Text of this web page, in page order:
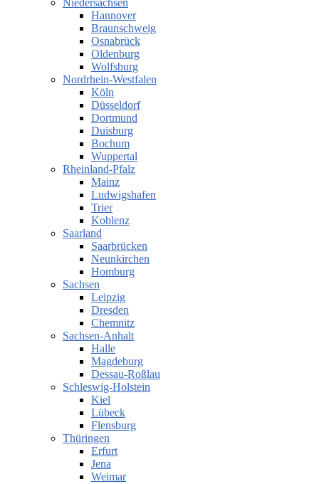
Niedersachsen
Hannover
Braunschweig
Osnabrück
Oldenburg
Wolfsburg
Nordrhein-Westfalen
Köln
Düsseldorf
Dortmund
Duisburg
Bochum
Wuppertal
Rheinland-Pfalz
Mainz
Ludwigshafen
Trier
Koblenz
Saarland
Saarbrücken
Neunkirchen
Homburg
Sachsen
Leipzig
Dresden
Chemnitz
Sachsen-Anhalt
Halle
Magdeburg
Dessau-Roßlau
Schleswig-Holstein
Kiel
Lübeck
Flensburg
Thüringen
Erfurt
Jena
Weimar